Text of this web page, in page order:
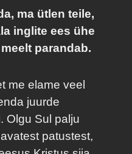
ma ütlen teile,
inglite ees ühe
parandab.
me elame veel
juurde
Olgu Sul palju
patustest,